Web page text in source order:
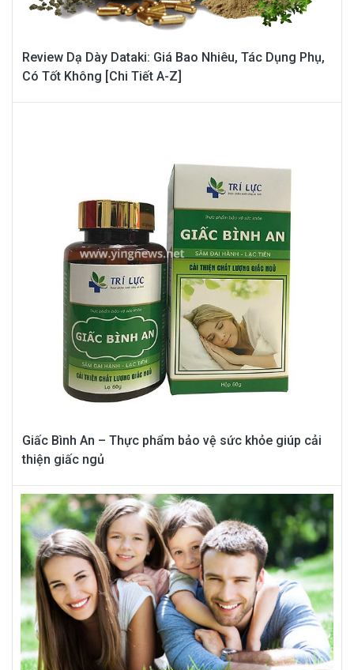
Review Dạ Dày Dataki: Giá Bao Nhiêu, Tác Dụng Phụ,
Có Tốt Không [Chi Tiết A-Z]
Giấc Bình An – Thực phẩm bảo vệ sức khỏe giúp cải
thiện giấc ngủ